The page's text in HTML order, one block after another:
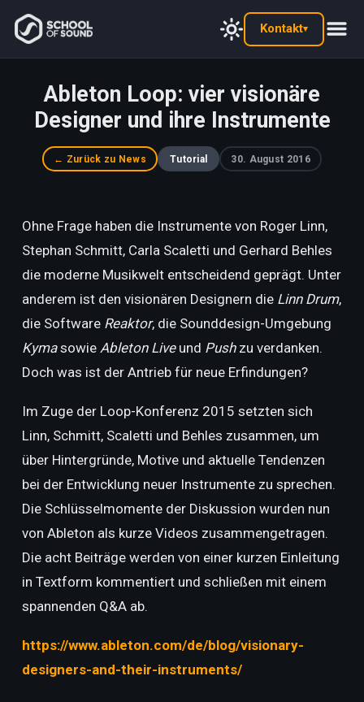
Kontakt▾
Ableton Loop: vier visionäre
Designer und ihre Instrumente
← Zurück zu News Tutorial 30. August 2016
Ohne Frage haben die Instrumente von Roger Linn,
Stephan Schmitt, Carla Scaletti und Gerhard Behles
die moderne Musikwelt entscheidend geprägt. Unter
anderem ist den visionären Designern die Linn Drum,
die Software Reaktor, die Sounddesign-Umgebung
Kymasowie Ableton Liveund Pushzu verdanken.
Doch was ist der Antrieb für neue Erfindungen?
Im Zuge der Loop-Konferenz 2015 setzten sich
Linn, Schmitt, Scaletti und Behles zusammen, um
über Hintergründe, Motive und aktuelle Tendenzen
bei der Entwicklung neuer Instrumente zu sprechen.
Die Schlüsselmomente der Diskussion wurden nun
von Ableton als kurze Videos zusammengetragen.
Die acht Beiträge werden von einer kurzen Einleitung
in Textform kommentiert und schließen mit einem
spannenden Q&A ab.
https://www.ableton.com/de/blog/visionary-
designers-and-their-instruments/